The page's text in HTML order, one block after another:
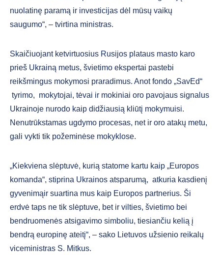
nuolatinę paramą ir investicijas dėl mūsų vaikų
saugumo“, – tvirtina ministras.
Skaičiuojant ketvirtuosius Rusijos plataus masto karo
prieš Ukrainą metus, švietimo ekspertai pastebi
reikšmingus mokymosi praradimus. Anot fondo „SavEd“
tyrimo, mokytojai, tėvai ir mokiniai oro pavojaus signalus
Ukrainoje nurodo kaip didžiausią kliūtį mokymuisi.
Nenutrūkstamas ugdymo procesas, net ir oro atakų metu,
gali vykti tik požeminėse mokyklose.
„Kiekviena slėptuvė, kurią statome kartu kaip „Europos
komanda“, stiprina Ukrainos atsparumą, atkuria kasdienį
gyvenimąir suartina mus kaip Europos partnerius. Ši
erdvė taps ne tik slėptuve, bet ir vilties, švietimo bei
bendruomenės atsigavimo simboliu, tiesiančiu kelią į
bendrą europinę ateitį“, – sako Lietuvos užsienio reikalų
viceministras S. Mitkus.